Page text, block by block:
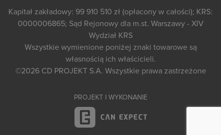
Kapitał zakładowy: 99 910 510 zł (opłacony w całości); KRS:
0000006865; Sąd Rejonowy dla m.st. Warszawy - XIV
Wydział KRS
Wszystkie wymienione poniżej znaki towarowe są
własnością ich właścicieli.
©2026 CD PROJEKT S.A. Wszystkie prawa zastrzeżone
PROJEKT I WYKONANIE